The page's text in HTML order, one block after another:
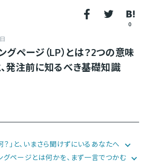
0
グページ（LP）とは？2つの意味
発注前に知るべき基礎知識
？」と、いまさら聞けずにいるあなたへ
グページとは何かを、まず一言でつかむ